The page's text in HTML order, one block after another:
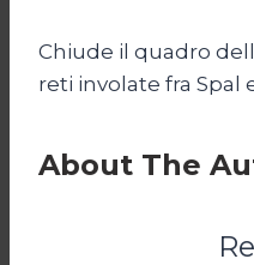
Chiude il quadro
reti involate fra Spal
About The